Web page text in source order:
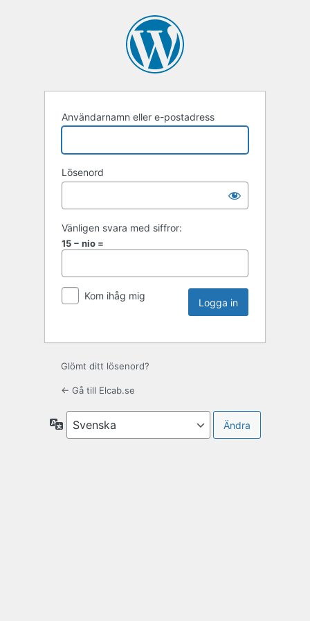
Användarnamn eller e-postadress
Lösenord
Vänligen svara med siffror:
15 − nio =
Kom ihåg mig
Glömt ditt lösenord?
← Gå till Elcab.se
Språk